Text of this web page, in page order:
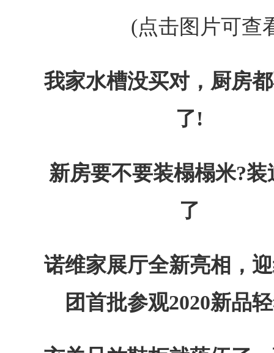
(点击图片可查
我家水槽没买对，厨房都
了!
新房要不要装榻榻米?
了
诺维家展厅全新亮相，迎
团首批参观2020新品